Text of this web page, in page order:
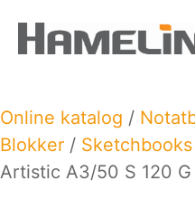
Online katalog /
Blokker / Sketchbooks
Artistic A3/50 S 120